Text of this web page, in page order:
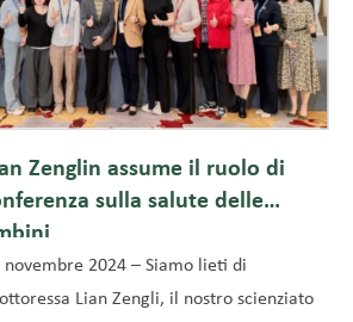
Zenglin assume il ruolo di
sulla salute delle
novembre 2024 – Siamo lieti di
Lian Zengli, il nostro scienziato